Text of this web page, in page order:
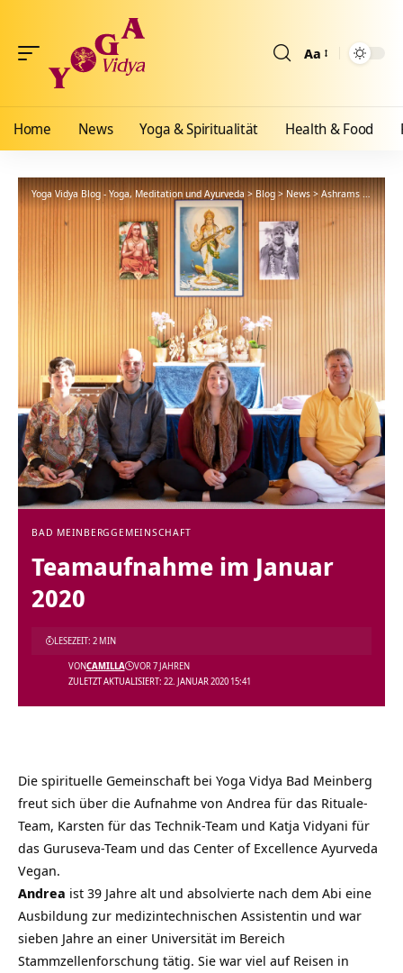
Aa
Home News Yoga & Spiritualität Health & Food
Yoga Vidya Blog - Yoga, Meditation und Ayurveda>Blog>News>Ashrams> Bad
BAD MEINBERGGEMEINSCHAFT
Teamaufnahme im Januar
2020
ZULETZT AKTUALISIERT: 22. JANUAR 2020 15:41
VONCAMILLA VOR 7 JAHREN
LESEZEIT: 2 MIN
Die spirituelle Gemeinschaft bei Yoga Vidya Bad Meinberg
freut sich über die Aufnahme von Andrea für das Rituale-
Team, Karsten für das Technik-Team und Katja Vidyani für
das Guruseva-Team und das Center of Excellence Ayurveda
Vegan.
Andrea ist 39 Jahre alt und absolvierte nach dem Abi eine
Ausbildung zur medizintechnischen Assistentin und war
sieben Jahre an einer Universität im Bereich
Stammzellenforschung tätig. Sie war viel auf Reisen in